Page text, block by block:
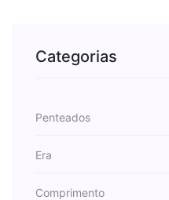
Categorias
Penteados
Era
Comprimento